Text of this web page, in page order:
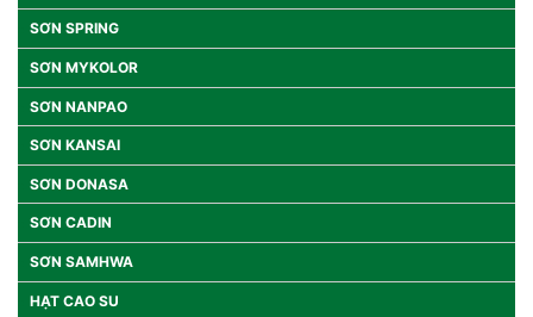
SƠN SPRING
SƠN MYKOLOR
SƠN NANPAO
SƠN KANSAI
SƠN DONASA
SƠN CADIN
SƠN SAMHWA
HẠT CAO SU